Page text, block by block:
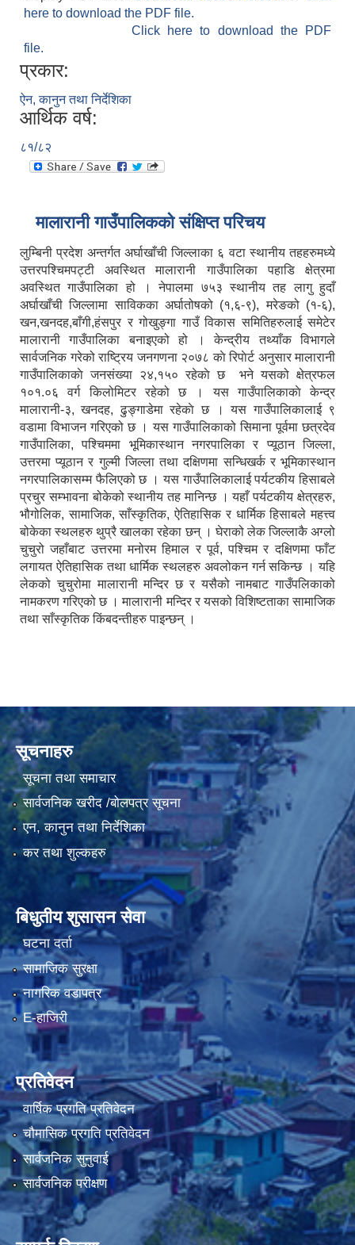
here to download the PDF file.
Click here to download the PDF
file.
प्रकार:
ऐन, कानुन तथा निर्देशिका
आर्थिक वर्ष:
८१/८२
मालारानी गाउँपालिकको संक्षिप्त परिचय
लुम्बिनी प्रदेश अन्तर्गत अर्घाखाँची जिल्लाका ६ वटा स्थानीय तहहरुमध्ये
उत्तरपश्चिमपट्टी अवस्थित मालारानी गाउँपालिका पहाडि क्षेत्रमा
अवस्थित गाउँपालिका हो । नेपालमा ७५३ स्थानीय तह लागु हुदाँ
अर्घाखाँची जिल्लामा साविकका अर्घातोषको (१,६-९), मरेङको (१-६),
खन,खनदह,बाँगी,हंसपुर र गोखुङ्गा गाउँ विकास समितिहरुलाई समेटेर
मालारानी गाउँपालिका बनाइएको हो । केन्द्रीय तथ्याँक विभागले
सार्वजनिक गरेको राष्ट्रिय जनगणना २०७८ काे रिपाेर्ट अनुसार मालारानी
गाउँपालिकाकाे जनसंख्या २४,१५० रहेकाे छ भने यसको क्षेत्रफल
१०१.०६ वर्ग किलोमिटर रहेको छ । यस गाउँपालिकाकाे केन्द्र
मालारानी-३, खनदह, ढुङ्गाडेमा रहेकाे छ । यस गाउँपालिकालाई ९
वडामा विभाजन गरिएको छ । यस गाउँपालिकाको सिमाना पूर्वमा छत्रदेव
गाउँपालिका, पश्चिममा भूमिकास्थान नगरपालिका र प्यूठान जिल्ला,
उत्तरमा प्यूठान र गुल्मी जिल्ला तथा दक्षिणमा सन्धिखर्क र भूमिकास्थान
नगरपालिकासम्म फैलिएको छ । यस गाउँपालिकालाई पर्यटकीय हिसाबले
प्रचुर सम्भावना बोकेको स्थानीय तह मानिन्छ । यहाँ पर्यटकीय क्षेत्रहरु,
भौगोलिक, सामाजिक, साँस्कृतिक, ऐतिहासिक र धार्मिक हिसाबले महत्त्व
बोकेका स्थलहरु थुप्रै खालका रहेका छन् । घेराको लेक जिल्लाकै अग्लो
चुचुरो जहाँबाट उत्तरमा मनोरम हिमाल र पूर्व, पश्चिम र दक्षिणमा फाँट
लगायत ऐतिहासिक तथा धार्मिक स्थलहरु अवलोकन गर्न सकिन्छ । यहि
लेकको चुचुरोमा मालारानी मन्दिर छ र यसैको नामबाट गाउँपलिकाको
नामकरण गरिएको छ । मालारानी मन्दिर र यसको विशिष्टताका सामाजिक
तथा साँस्कृतिक किंबदन्तीहरु पाइन्छन् ।
सूचनाहरु
सूचना तथा समाचार
सार्वजनिक खरीद /बोलपत्र सूचना
एन, कानुन तथा निर्देशिका
कर तथा शुल्कहरु
बिधुतीय शुसासन सेवा
घटना दर्ता
सामाजिक सुरक्षा
नागरिक वडापत्र
E-हाजिरी
प्रतिवेदन
वार्षिक प्रगति प्रतिवेदन
चौमासिक प्रगति प्रतिवेदन
सार्वजनिक सुनुवाई
सार्वजनिक परीक्षण